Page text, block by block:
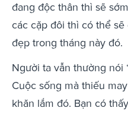
đang độc thân thì sẽ
các cặp đôi thì có thể
đẹp trong tháng này đó.
Người ta vẫn thường nói
Cuộc sống mà thiếu
khăn lắm đó. Bạn có